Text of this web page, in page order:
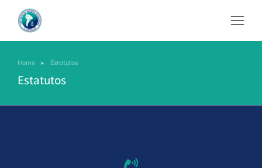
You are here:
Home Estatutos
Estatutos